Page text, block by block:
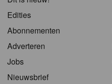
Edities
Abonnementen
Adverteren
Jobs
Nieuwsbrief